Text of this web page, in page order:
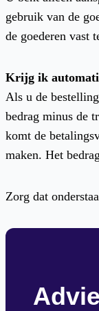
gebruik van de
de goederen vast
Krijg ik
Als u de
bedrag minus de
komt de
maken. Het
Zorg dat